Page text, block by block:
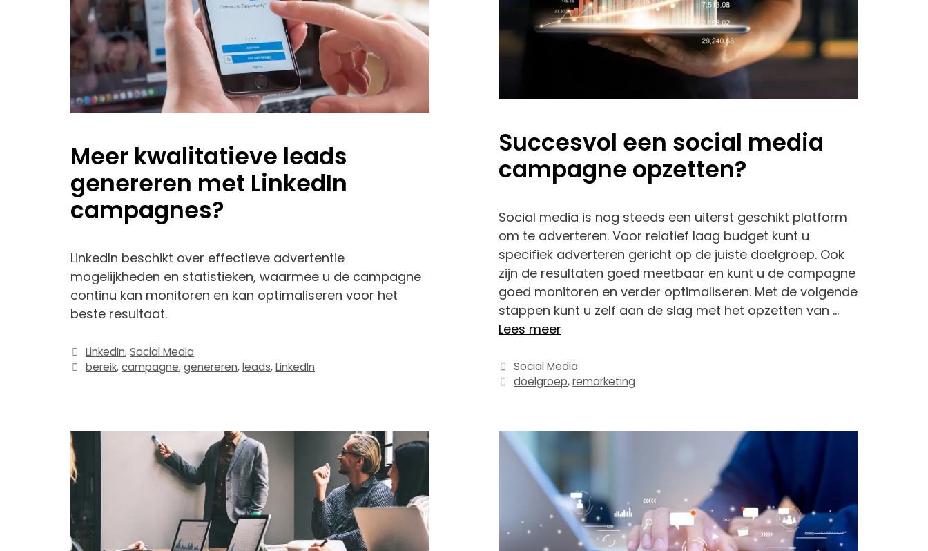
Meer kwalitatieve leads
genereren met LinkedIn
campagnes?
LinkedIn beschikt over effectieve advertentie
mogelijkheden en statistieken, waarmee u de campagne
continu kan monitoren en kan optimaliseren voor het
beste resultaat.
Categorieën
LinkedIn,Social Media
Tags
bereik,campagne,genereren,leads,LinkedIn
Succesvol een social media
campagne opzetten?
Social media is nog steeds een uiterst geschikt platform
om te adverteren. Voor relatief laag budget kunt u
specifiek adverteren gericht op de juiste doelgroep. Ook
zijn de resultaten goed meetbaar en kunt u de campagne
goed monitoren en verder optimaliseren. Met de volgende
stappen kunt u zelf aan de slag met het opzetten van …
Lees meer
Categorieën
Social Media
Tags
doelgroep,remarketing